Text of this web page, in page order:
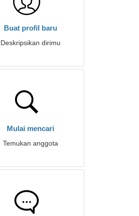
Buat profil baru
Deskripsikan dirimu
Mulai mencari
Temukan anggota